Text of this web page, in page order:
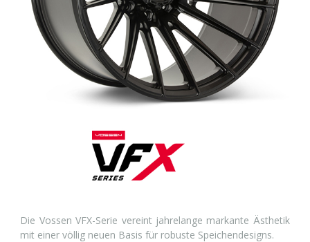
Die Vossen VFX-Serie vereint jahrelange markante Ästhetik
mit einer völlig neuen Basis für robuste Speichendesigns.